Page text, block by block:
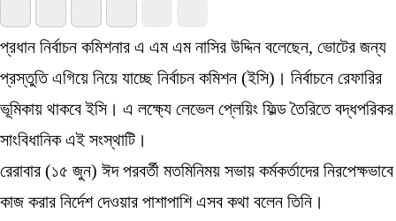
প্রধান নির্বাচন কমিশনার এ এম এম নাসির উদ্দিন বলেছেন, ভোটের জন্য
প্রস্তুতি এগিয়ে নিয়ে যাচ্ছে নির্বাচন কমিশন (ইসি)। নির্বাচনে রেফারির
ভূমিকায় থাকবে ইসি। এ লক্ষ্যে লেভেল প্লেয়িং ফিল্ড তৈরিতে বদ্ধপরিকর
সাংবিধানিক এই সংস্থাটি।
রেরাবার (১৫ জুন) ঈদ পরবর্তী মতমিনিময় সভায় কর্মকর্তাদের নিরপেক্ষভাবে
কাজ করার নির্দেশ দেওয়ার পাশাপাশি এসব কথা বলেন তিনি।